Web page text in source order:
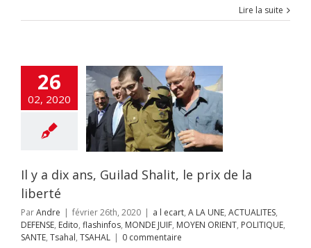
Lire la suite
26
02, 2020
ans, Guilad
le prix de la
liberté
A LA UNE
DEFENSE
MONDE
TSAHALIl y a dix ans, Guilad Shalit, le prix de la
liberté
ParAndre | février 26th, 2020 | a l ecart, A LA UNE, ACTUALITES,
DEFENSE, Edito, flashinfos, MONDE JUIF, MOYEN ORIENT, POLITIQUE,
SANTE, Tsahal, TSAHAL | 0 commentaire